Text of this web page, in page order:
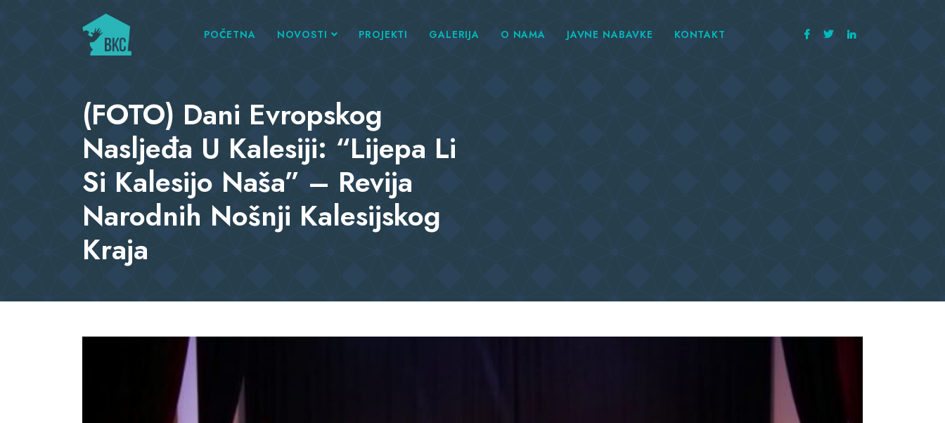
POČETNA NOVOSTI PROJEKTI GALERIJA O NAMA JAVNE NABAVKE KONTAKT
(FOTO) Dani Evropskog
Nasljeđa U Kalesiji: “Lijepa Li
Si Kalesijo Naša” – Revija
Narodnih Nošnji Kalesijskog
Kraja